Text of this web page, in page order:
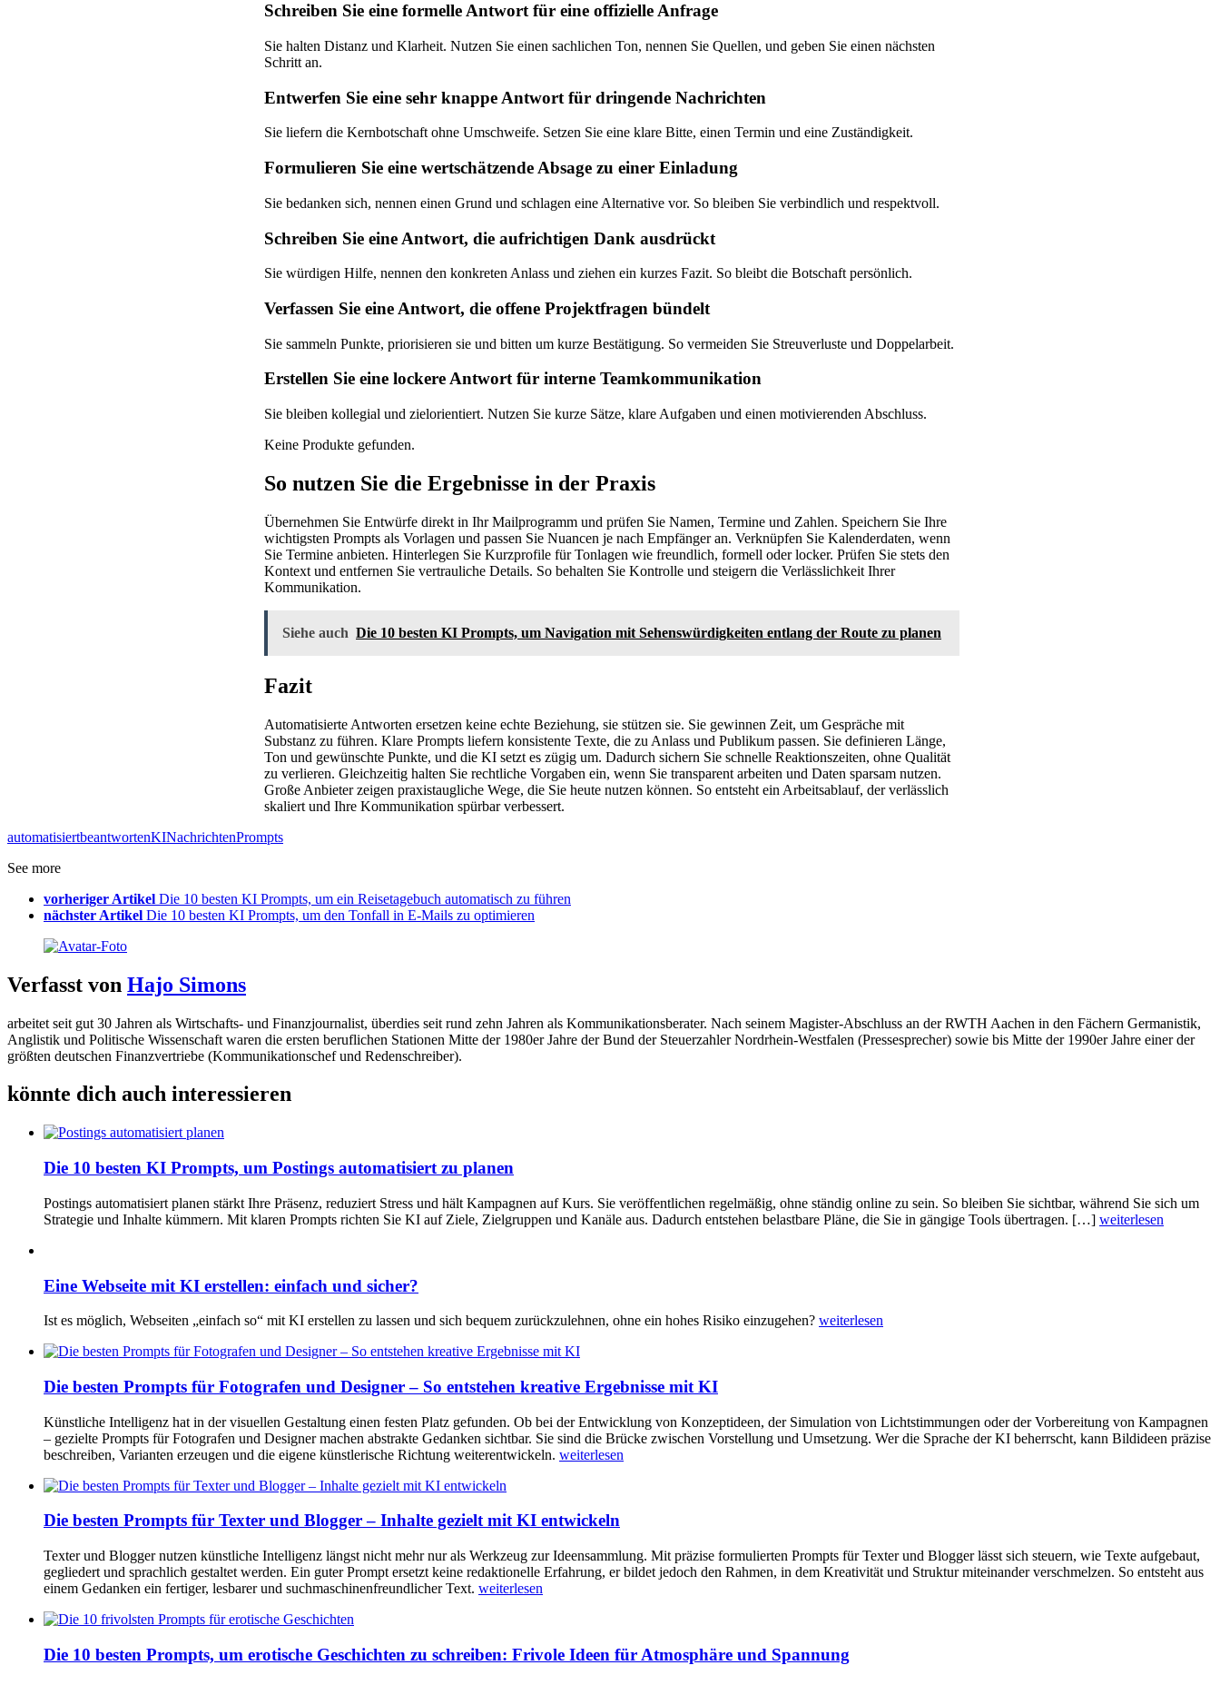
Schreiben Sie eine formelle Antwort für eine offizielle Anfrage
Sie halten Distanz und Klarheit. Nutzen Sie einen sachlichen Ton, nennen Sie Quellen, und geben Sie einen nächsten
Schritt an.
Entwerfen Sie eine sehr knappe Antwort für dringende Nachrichten
Sie liefern die Kernbotschaft ohne Umschweife. Setzen Sie eine klare Bitte, einen Termin und eine Zuständigkeit.
Formulieren Sie eine wertschätzende Absage zu einer Einladung
Sie bedanken sich, nennen einen Grund und schlagen eine Alternative vor. So bleiben Sie verbindlich und respektvoll.
Schreiben Sie eine Antwort, die aufrichtigen Dank ausdrückt
Sie würdigen Hilfe, nennen den konkreten Anlass und ziehen ein kurzes Fazit. So bleibt die Botschaft persönlich.
Verfassen Sie eine Antwort, die offene Projektfragen bündelt
Sie sammeln Punkte, priorisieren sie und bitten um kurze Bestätigung. So vermeiden Sie Streuverluste und Doppelarbeit.
Erstellen Sie eine lockere Antwort für interne Teamkommunikation
Sie bleiben kollegial und zielorientiert. Nutzen Sie kurze Sätze, klare Aufgaben und einen motivierenden Abschluss.
Keine Produkte gefunden.
So nutzen Sie die Ergebnisse in der Praxis
Übernehmen Sie Entwürfe direkt in Ihr Mailprogramm und prüfen Sie Namen, Termine und Zahlen. Speichern Sie Ihre
wichtigsten Prompts als Vorlagen und passen Sie Nuancen je nach Empfänger an. Verknüpfen Sie Kalenderdaten, wenn
Sie Termine anbieten. Hinterlegen Sie Kurzprofile für Tonlagen wie freundlich, formell oder locker. Prüfen Sie stets den
Kontext und entfernen Sie vertrauliche Details. So behalten Sie Kontrolle und steigern die Verlässlichkeit Ihrer
Kommunikation.
Siehe auch Die 10 besten KI Prompts, um Navigation mit Sehenswürdigkeiten entlang der Route zu planen
Fazit
Automatisierte Antworten ersetzen keine echte Beziehung, sie stützen sie. Sie gewinnen Zeit, um Gespräche mit
Substanz zu führen. Klare Prompts liefern konsistente Texte, die zu Anlass und Publikum passen. Sie definieren Länge,
Ton und gewünschte Punkte, und die KI setzt es zügig um. Dadurch sichern Sie schnelle Reaktionszeiten, ohne Qualität
zu verlieren. Gleichzeitig halten Sie rechtliche Vorgaben ein, wenn Sie transparent arbeiten und Daten sparsam nutzen.
Große Anbieter zeigen praxistaugliche Wege, die Sie heute nutzen können. So entsteht ein Arbeitsablauf, der verlässlich
skaliert und Ihre Kommunikation spürbar verbessert.
automatisiertbeantwortenKINachrichtenPrompts
See more
vorheriger Artikel Die 10 besten KI Prompts, um ein Reisetagebuch automatisch zu führen
nächster Artikel Die 10 besten KI Prompts, um den Tonfall in E-Mails zu optimieren
Verfasst von Hajo Simons
arbeitet seit gut 30 Jahren als Wirtschafts- und Finanzjournalist, überdies seit rund zehn Jahren als Kommunikationsberater. Nach seinem Magister-Abschluss an der RWTH Aachen in den Fächern Germanistik,
Anglistik und Politische Wissenschaft waren die ersten beruflichen Stationen Mitte der 1980er Jahre der Bund der Steuerzahler Nordrhein-Westfalen (Pressesprecher) sowie bis Mitte der 1990er Jahre einer der
größten deutschen Finanzvertriebe (Kommunikationschef und Redenschreiber).
könnte dich auch interessieren
Die 10 besten KI Prompts, um Postings automatisiert zu planen
Postings automatisiert planen stärkt Ihre Präsenz, reduziert Stress und hält Kampagnen auf Kurs. Sie veröffentlichen regelmäßig, ohne ständig online zu sein. So bleiben Sie sichtbar, während Sie sich um
Strategie und Inhalte kümmern. Mit klaren Prompts richten Sie KI auf Ziele, Zielgruppen und Kanäle aus. Dadurch entstehen belastbare Pläne, die Sie in gängige Tools übertragen. […] weiterlesen
Eine Webseite mit KI erstellen: einfach und sicher?
Ist es möglich, Webseiten „einfach so“ mit KI erstellen zu lassen und sich bequem zurückzulehnen, ohne ein hohes Risiko einzugehen? weiterlesen
Die besten Prompts für Fotografen und Designer – So entstehen kreative Ergebnisse mit KI
Künstliche Intelligenz hat in der visuellen Gestaltung einen festen Platz gefunden. Ob bei der Entwicklung von Konzeptideen, der Simulation von Lichtstimmungen oder der Vorbereitung von Kampagnen
– gezielte Prompts für Fotografen und Designer machen abstrakte Gedanken sichtbar. Sie sind die Brücke zwischen Vorstellung und Umsetzung. Wer die Sprache der KI beherrscht, kann Bildideen präzise
beschreiben, Varianten erzeugen und die eigene künstlerische Richtung weiterentwickeln. weiterlesen
Die besten Prompts für Texter und Blogger – Inhalte gezielt mit KI entwickeln
Texter und Blogger nutzen künstliche Intelligenz längst nicht mehr nur als Werkzeug zur Ideensammlung. Mit präzise formulierten Prompts für Texter und Blogger lässt sich steuern, wie Texte aufgebaut,
gegliedert und sprachlich gestaltet werden. Ein guter Prompt ersetzt keine redaktionelle Erfahrung, er bildet jedoch den Rahmen, in dem Kreativität und Struktur miteinander verschmelzen. So entsteht aus
einem Gedanken ein fertiger, lesbarer und suchmaschinenfreundlicher Text. weiterlesen
Die 10 besten Prompts, um erotische Geschichten zu schreiben: Frivole Ideen für Atmosphäre und Spannung